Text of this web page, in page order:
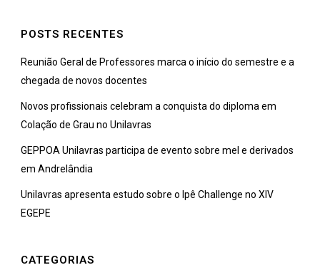
POSTS RECENTES
Reunião Geral de Professores marca o início do semestre e a
chegada de novos docentes
Novos profissionais celebram a conquista do diploma em
Colação de Grau no Unilavras
GEPPOA Unilavras participa de evento sobre mel e derivados
em Andrelândia
Unilavras apresenta estudo sobre o Ipê Challenge no XIV
EGEPE
CATEGORIAS